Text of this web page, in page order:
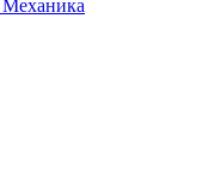
Механика